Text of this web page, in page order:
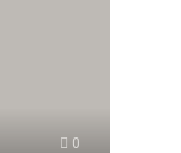
0